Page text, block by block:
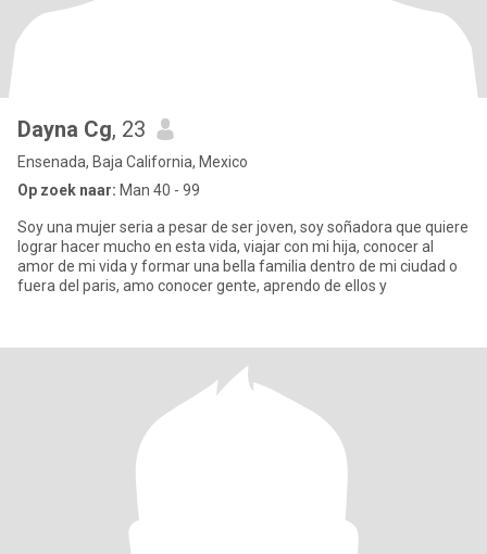
Dayna Cg, 23
Ensenada, Baja California, Mexico
Op zoek naar: Man 40 - 99
Soy una mujer seria a pesar de ser joven, soy soñadora que quiere
lograr hacer mucho en esta vida, viajar con mi hija, conocer al
amor de mi vida y formar una bella familia dentro de mi ciudad o
fuera del paris, amo conocer gente, aprendo de ellos y